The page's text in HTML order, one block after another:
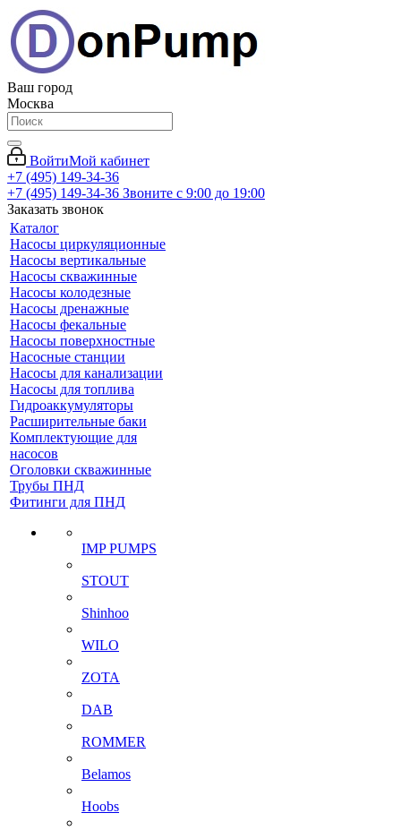
Ваш город
Москва
ВойтиМой кабинет
+7 (495) 149-34-36
+7 (495) 149-34-36 Звоните с 9:00 до 19:00
Заказать звонок
Каталог
Насосы циркуляционные
Насосы вертикальные
Насосы скважинные
Насосы колодезные
Насосы дренажные
Насосы фекальные
Насосы поверхностные
Насосные станции
Насосы для канализации
Насосы для топлива
Гидроаккумуляторы
Расширительные баки
Комплектующие для
насосов
Оголовки скважинные
Трубы ПНД
Фитинги для ПНД
IMP PUMPS
STOUT
Shinhoo
WILO
ZOTA
DAB
ROMMER
Belamos
Hoobs